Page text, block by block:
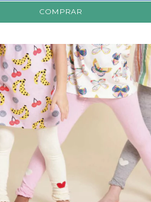
COMPRAR